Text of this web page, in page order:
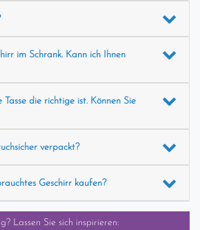
im Schrank. Kann ich Ihnen
Tasse die richtige ist. Können Sie
verpackt?
Geschirr kaufen?
Lassen Sie sich inspirieren: